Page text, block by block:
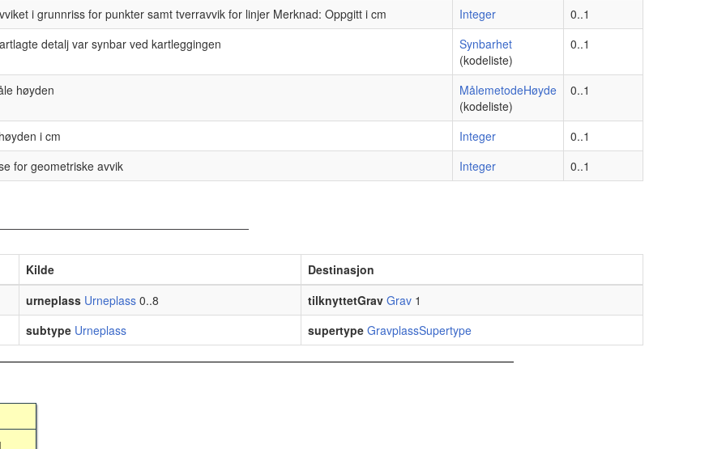
i grunnriss for punkter samt tverravvik for linjer Merknad: Oppgitt i cm Integer
0..1
detalj var synbar ved kartleggingen
Synbarhet
(kodeliste)
0..1
høyden
MålemetodeHøyde
(kodeliste)
0..1
i cm Integer
0..1
for geometriske avvik
Integer 0..1
Kilde
Destinasjon
urneplass Urneplass 0..8 tilknyttetGrav Grav 1
subtype Urneplass supertype GravplassSupertype